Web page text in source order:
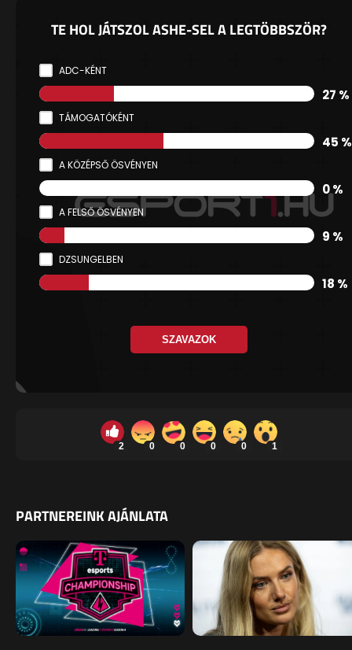
TE HOL JÁTSZOL ASHE-SEL A LEGTÖBBSZÖR?
ADC-KÉNT
27 %
TÁMOGATÓKÉNT
45 %
A KÖZÉPSŐ ÖSVÉNYEN
0 %
A FELSŐ ÖSVÉNYEN
9 %
DZSUNGELBEN
18 %
SZAVAZOK
2 0 0 0 0 1
PARTNEREINK AJÁNLATA